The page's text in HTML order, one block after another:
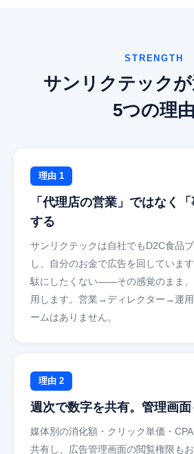
STRENGTH
サンリクテック
5つの理由
理由 1
「代理店の営業」ではなく
する
サンリクテックは自社でもD2C食品
し、自分のお金で広告を回していま
駄にしたくない——その感覚のまま
用します。営業→ディレクター→運
ームはありません。
理由 2
週次で数字を共有。管理画
媒体別の消化額・クリック単価・
共有し、広告管理画面の閲覧権限も